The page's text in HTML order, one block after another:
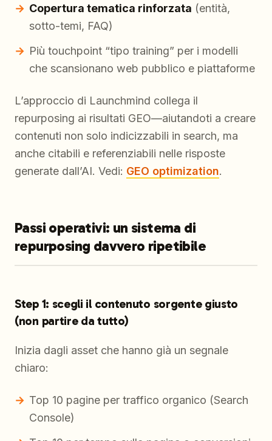
Copertura tematica rinforzata (entità,
sotto-temi, FAQ)
Più touchpoint “tipo training” per i modelli
che scansionano web pubblico e piattaforme
L’approccio di Launchmind collega il
repurposing ai risultati GEO—aiutandoti a creare
contenuti non solo indicizzabili in search, ma
anche citabili e referenziabili nelle risposte
generate dall’AI. Vedi: GEO optimization.
Passi operativi: un sistema di
repurposing davvero ripetibile
Step 1: scegli il contenuto sorgente giusto
(non partire da tutto)
Inizia dagli asset che hanno già un segnale
chiaro:
Top 10 pagine per traffico organico (Search
Console)